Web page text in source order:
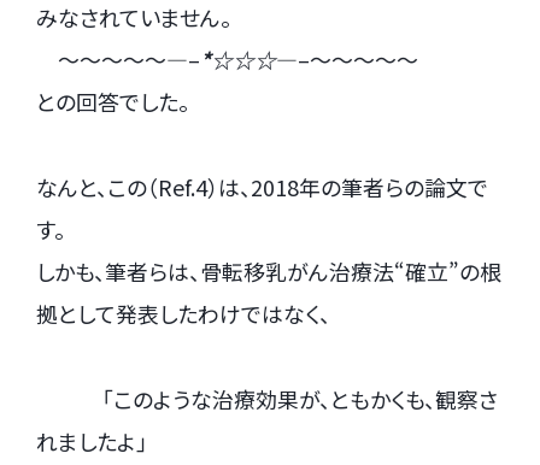
みなされていません。
～～～～～—–*☆☆☆—–～～～～～
との回答でした。
なんと、この（Ref.4）は、2018年の筆者らの論文で
す。
しかも、筆者らは、骨転移乳がん治療法“確立”の根
拠として発表したわけではなく、
「このような治療効果が、ともかくも、観察さ
れましたよ」